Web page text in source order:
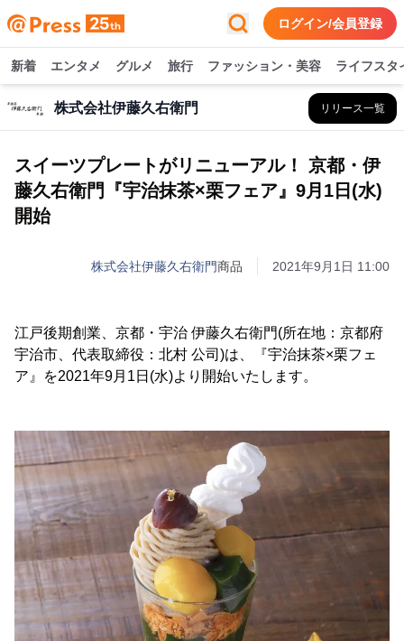
ログイン/会員登録
新着 エンタメ グルメ 旅行 ファッション・美容 ライフスタ
株式会社伊藤久右衛門 リリース一覧
スイーツプレートがリニューアル！ 京都・伊
藤久右衛門『宇治抹茶×栗フェア』9月1日(水)
開始
株式会社伊藤久右衛門商品 2021年9月1日 11:00
江戸後期創業、京都・宇治 伊藤久右衛門(所在地：京都府
宇治市、代表取締役：北村 公司)は、『宇治抹茶×栗フェ
ア』を2021年9月1日(水)より開始いたします。